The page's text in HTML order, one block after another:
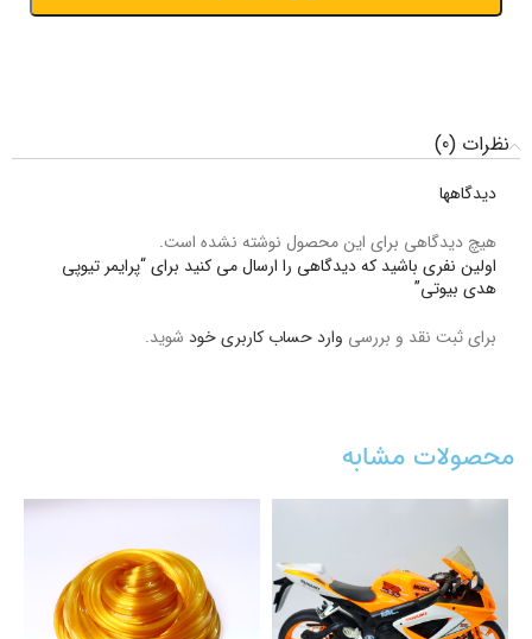
نظرات (0)
دیدگاهها
هیچ دیدگاهی برای این محصول نوشته نشده است.
اولین نفری باشید که دیدگاهی را ارسال می کنید برای “پرایمر تیوپی
هدی بیوتی”
برای ثبت نقد و بررسی وارد حساب کاربری خود شوید.
محصولات مشابه